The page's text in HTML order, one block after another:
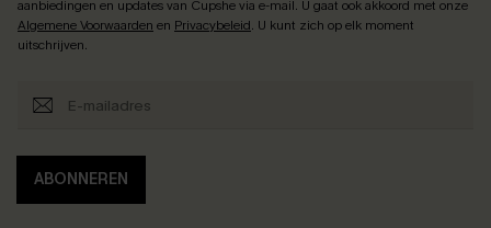
aanbiedingen en updates van Cupshe via e-mail. U gaat ook akkoord met onze
Algemene Voorwaarden en Privacybeleid. U kunt zich op elk moment
uitschrijven.
ABONNEREN